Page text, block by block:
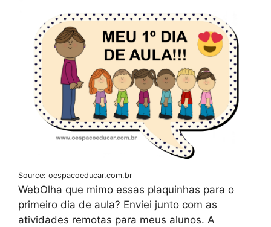
Source: oespacoeducar.com.br
WebOlha que mimo essas plaquinhas para o
primeiro dia de aula? Enviei junto com as
atividades remotas para meus alunos. A